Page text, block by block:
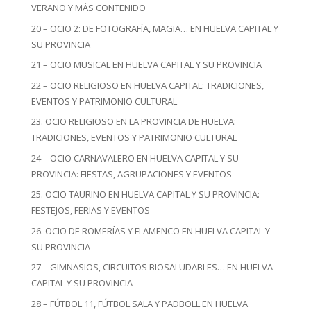
VERANO Y MÁS CONTENIDO
20 – OCIO 2: DE FOTOGRAFÍA, MAGIA… EN HUELVA CAPITAL Y
SU PROVINCIA
21 – OCIO MUSICAL EN HUELVA CAPITAL Y SU PROVINCIA
22 – OCIO RELIGIOSO EN HUELVA CAPITAL: TRADICIONES,
EVENTOS Y PATRIMONIO CULTURAL
23. OCIO RELIGIOSO EN LA PROVINCIA DE HUELVA:
TRADICIONES, EVENTOS Y PATRIMONIO CULTURAL
24 – OCIO CARNAVALERO EN HUELVA CAPITAL Y SU
PROVINCIA: FIESTAS, AGRUPACIONES Y EVENTOS
25. OCIO TAURINO EN HUELVA CAPITAL Y SU PROVINCIA:
FESTEJOS, FERIAS Y EVENTOS
26. OCIO DE ROMERÍAS Y FLAMENCO EN HUELVA CAPITAL Y
SU PROVINCIA
27 – GIMNASIOS, CIRCUITOS BIOSALUDABLES… EN HUELVA
CAPITAL Y SU PROVINCIA
28 – FÚTBOL 11, FÚTBOL SALA Y PADBOLL EN HUELVA